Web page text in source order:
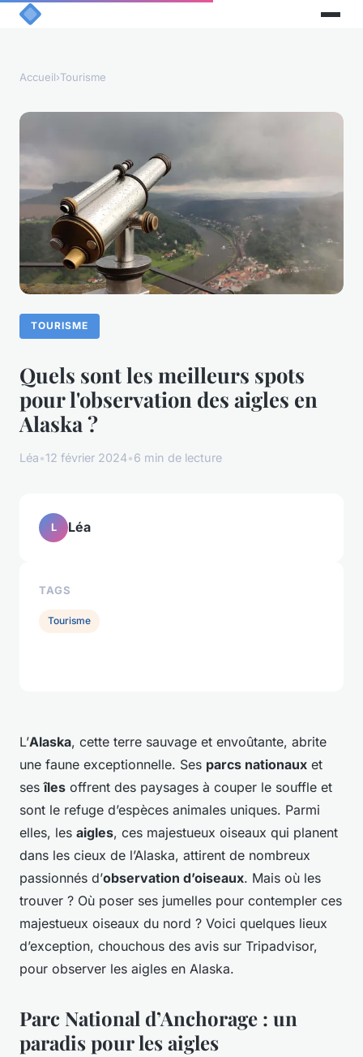
Accueil›Tourisme
TOURISME
Quels sont les meilleurs spots
pour l'observation des aigles en
Alaska ?
Léa•12 février 2024•6 min de lecture
L’Alaska, cette terre sauvage et envoûtante, abrite
une faune exceptionnelle. Ses parcs nationaux et
sesîles offrent des paysages à couper le souffle et
sont le refuge d’espèces animales uniques. Parmi
elles, les aigles, ces majestueux oiseaux qui planent
dans les cieux de l’Alaska, attirent de nombreux
passionnés d’observation d’oiseaux. Mais où les
trouver ? Où poser ses jumelles pour contempler ces
majestueux oiseaux du nord ? Voici quelques lieux
d’exception, chouchous des avis sur Tripadvisor,
pour observer les aigles en Alaska.
Parc National d’Anchorage : un
paradis pour les aigles
L Léa
TAGS
Tourisme